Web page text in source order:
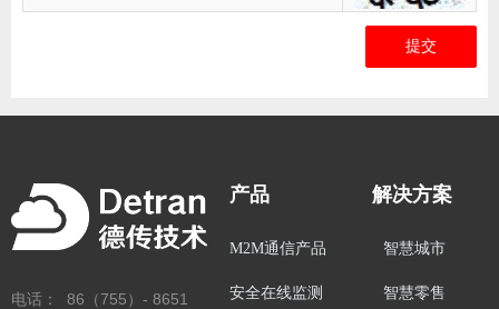
提交
电话： 86（755）- 8651
产品
M2M通信产品
安全在线监测
智慧城市
智慧零售
解决方案